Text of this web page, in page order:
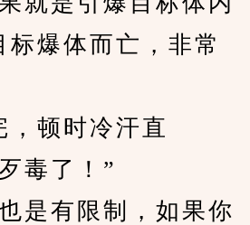
标爆体而亡，非常
顿时冷汗直
毒了！”
有限制，如果你